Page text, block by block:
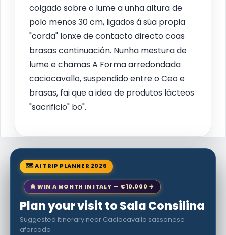
colgado sobre o lume a unha altura de
polo menos 30 cm, ligados á súa propia
"corda" lonxe de contacto directo coas
brasas continuación. Nunha mestura de
lume e chamas A Forma arredondada
caciocavallo, suspendido entre o Ceo e
brasas, fai que a idea de produtos lácteos
"sacrificio" bo".
🗺 AI TRIP PLANNER 2026
🎄 WIN A MONTH IN ITALY — €10,000 →
Plan your visit to Sala Consilina
Suggested itinerary near Caciocavallo sassanese
aforcado